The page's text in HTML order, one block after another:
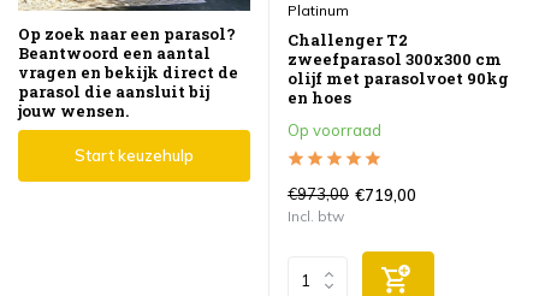
Op zoek naar een parasol?
Beantwoord een aantal
vragen en bekijk direct de
parasol die aansluit bij
jouw wensen.
Start keuzehulp
Platinum
Challenger T2
zweefparasol 300x300 cm
olijf met parasolvoet 90kg
en hoes
Op voorraad
€973,00 €719,00
Incl. btw